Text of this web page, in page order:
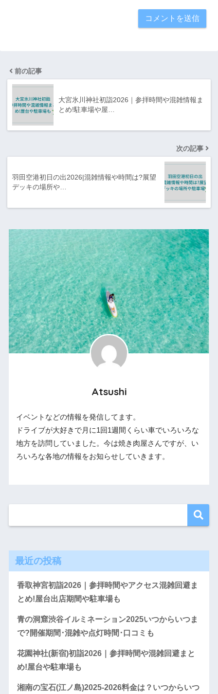
前の記事
大宮氷川神社初詣2026｜参拝時間や混雑情報ま
とめ!駐車場や屋…
次の記事
羽田空港初日の出2026|混雑情報や時間は?展望
デッキの場所や…
Atsushi
イベントなどの情報を発信してます。
ドライブが大好きで月に1回1週間くらい車でいろいろな
地方を訪問していました。今は焼き肉屋さんですが、い
ろいろな各地の情報をお知らせしていきます。
最近の投稿
香取神宮初詣2026｜参拝時間やアクセス混雑回避ま
とめ!屋台出店期間や駐車場も
青の洞窟渋谷イルミネーション2025いつからいつま
で?開催期間･混雑や点灯時間･口コミも
花園神社(新宿)初詣2026｜参拝時間や混雑回避まと
め!屋台や駐車場も
湘南の宝石(江ノ島)2025-2026料金は？いつからいつ